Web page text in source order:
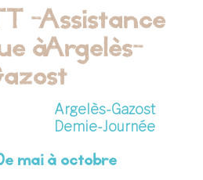
- Assistance
à Argelès-
Argelès-Gazost
Demie-Journée
mai à octobre